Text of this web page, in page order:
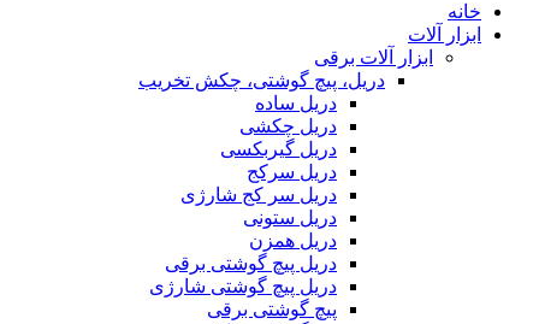
خانه
ابزار آلات
ابزار آلات برقی
دریل، پیچ گوشتی، چکش تخریب
دریل ساده
دریل چکشی
دریل گیربکسی
دریل سرکج
دریل سر کج شارژی
دریل ستونی
دریل همزن
دریل پیچ گوشتی برقی
دریل پیچ گوشتی شارژی
پیچ گوشتی برقی